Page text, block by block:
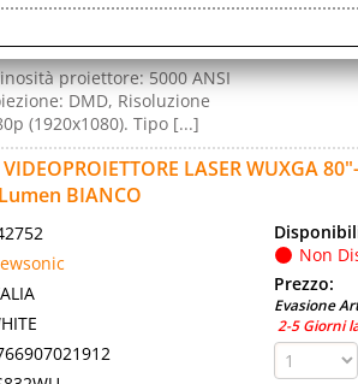
proiettore: 5000 ANSI
DMD, Risoluzione
(1920x1080). Tipo [...]
LASER WUXGA
BIANCO
Non
Prezzo:
Evasione
2-5 Giorni